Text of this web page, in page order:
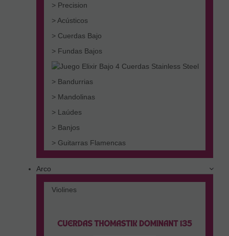
> Precision
> Acústicos
> Cuerdas Bajo
> Fundas Bajos
> Bandurrias
> Mandolinas
> Laúdes
> Banjos
> Guitarras Flamencas
Arco
Violines